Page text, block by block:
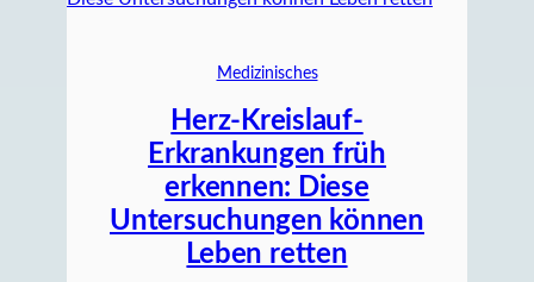
Medizinisches
Herz-Kreislauf-
Erkrankungen früh
erkennen: Diese
Untersuchungen können
Leben retten